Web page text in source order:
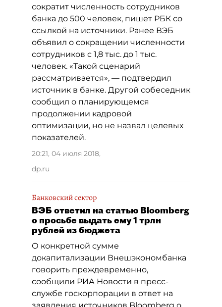
сократит численность сотрудников
банка до 500 человек, пишет РБК со
ссылкой на источники. Ранее ВЭБ
объявил о сокращении численности
сотрудников с 1,8 тыс. до 1 тыс.
человек. «Такой сценарий
рассматривается», — подтвердил
источник в банке. Другой собеседник
сообщил о планирующемся
продолжении кадровой
оптимизации, но не назвал целевых
показателей.
20:21, 04 июля 2018,
dp.ru
Банковский сектор
ВЭБ ответил на статью Bloomberg
о просьбе выдать ему 1 трлн
рублей из бюджета
О конкретной сумме
докапитализации Внешэкономбанка
говорить преждевременно,
сообщили РИА Новости в пресс-
службе госкорпорации в ответ на